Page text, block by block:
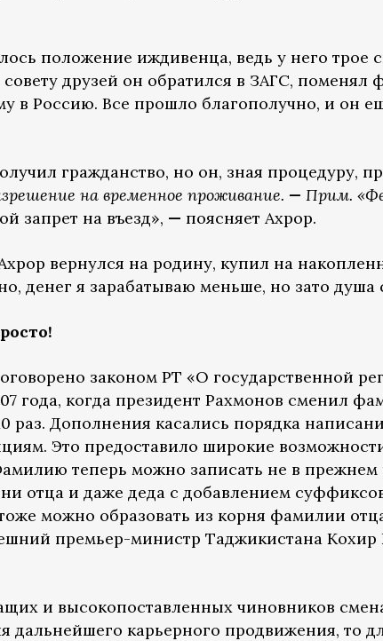
положение иждивенца, ведь у него трое
совету друзей он обратился в ЗАГС,
в Россию. Все прошло благополучно, и он
гражданство, но он, зная процедуру,
на временное проживание. — Прим.
запрет на въезд», — поясняет Ахрор.
вернулся на родину, купил на
денег я зарабатываю меньше, но зато душа
законом РТ «О государственной
года, когда президент Рахмонов сменил
раз. Дополнения касались порядка
Это предоставило широкие
теперь можно записать не в
отца и даже деда с добавлением
можно образовать из корня фамилии
премьер-министр Таджикистана Кохир
и высокопоставленных чиновников
дальнейшего карьерного продвижения, то